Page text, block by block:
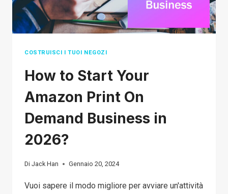
COSTRUISCI I TUOI NEGOZI
How to Start Your
Amazon Print On
Demand Business in
2026?
Di Jack Han Gennaio 20, 2024
Vuoi sapere il modo migliore per avviare un'attività